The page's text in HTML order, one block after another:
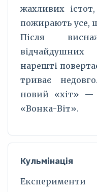
жахливих
пожирають усе,
Після
нарешті
триває
новий «хіт» —
«Вонка-Віт».
Кульмінація